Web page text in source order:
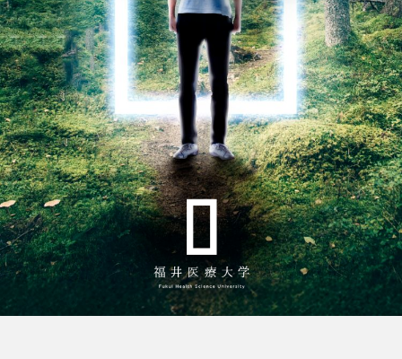
教員紹介
オープンキャンパス
アクセス
大学概要
諸規定集・公開情報
作業療法学専攻 言語聴覚学専攻
奨学金制度 入試情報
キャリアサポート
学納金
お問い合わせ 資料請求
受験生の方
在学生の方
保護者の方
高校教員の方
卒業生の方